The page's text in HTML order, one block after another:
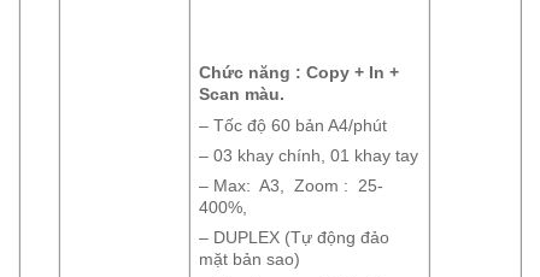
Chức năng : Copy + In +
Scan màu.
– Tốc độ 60 bản A4/phút
– 03 khay chính, 01 khay tay
– Max: A3, Zoom : 25-
400%,
– DUPLEX (Tự động đảo
mặt bản sao)